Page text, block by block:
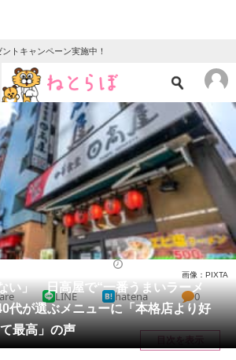
トキャンペーン実施中！
ニュース
クイズ
地域
教育・育児
リサーチ
合ページ
い」 日高屋で“一番うまいラーメ
代が選ぶメニューに「本格店より好
最高」の声
画像：PIXTA
LINE hatena 0
目次を表示